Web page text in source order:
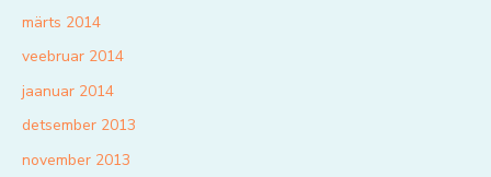
märts 2014
veebruar 2014
jaanuar 2014
detsember 2013
november 2013